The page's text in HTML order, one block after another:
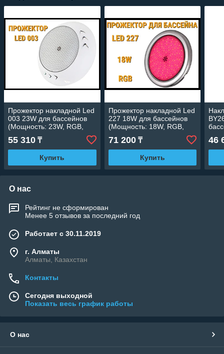
Прожектор накладной Led
003 23W для бассейнов
(Мощность: 23W, RGB,
Разноцветное свечение)
55 310 ₸
Купить
Прожектор накладной Led
227 18W для бассейнов
(Мощность: 18W, RGB,
Разноцветное свечение)
71 200₸
Купить
46
О нас
Рейтинг не сформирован
Менее 5 отзывов за последний год
Работает с 30.11.2019
г. Алматы
Алматы, Казахстан
Контакты
Сегодня выходной
Показать весь график работы
О нас